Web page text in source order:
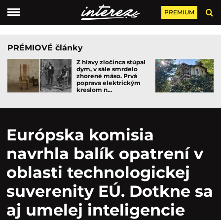
PREMIUM
PRÉMIOVÉ články
Z hlavy zločinca stúpal
dym, v sále smrdelo
zhorené mäso. Prvá
poprava elektrickým
kreslom n...
Európska komisia
navrhla balík opatrení v
oblasti technologickej
suverenity EÚ. Dotkne sa
aj umelej inteligencie